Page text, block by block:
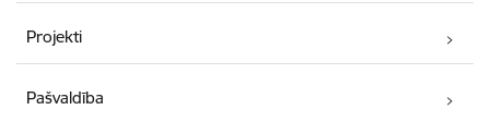
Projekti
Pašvaldība